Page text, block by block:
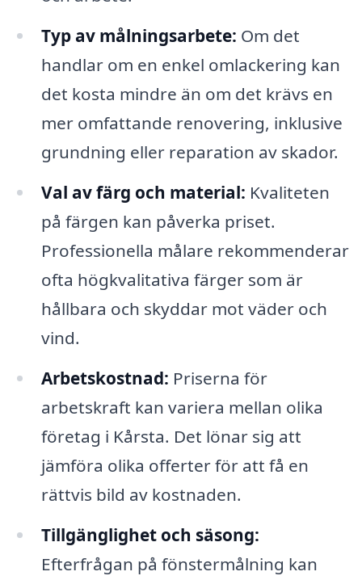
Typ av målningsarbete: Om det
handlar om en enkel omlackering kan
det kosta mindre än om det krävs en
mer omfattande renovering, inklusive
grundning eller reparation av skador.
Val av färg och material: Kvaliteten
på färgen kan påverka priset.
Professionella målare rekommenderar
ofta högkvalitativa färger som är
hållbara och skyddar mot väder och
vind.
Arbetskostnad: Priserna för
arbetskraft kan variera mellan olika
företag i Kårsta. Det lönar sig att
jämföra olika offerter för att få en
rättvis bild av kostnaden.
Tillgänglighet och säsong:
Efterfrågan på fönstermålning kan